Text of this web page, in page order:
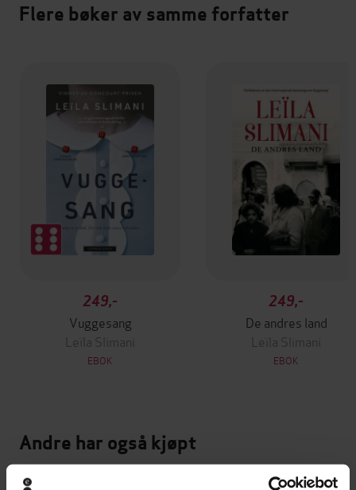
Flere bøker av samme forfatter
249,-
Vuggesang
Leïla Slimani
EBOK
249,-
De andres land
Leïla Slimani
EBOK
Andre har også kjøpt